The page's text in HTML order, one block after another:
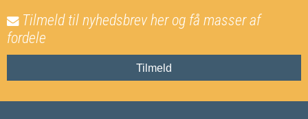
Tilmeld til nyhedsbrev her og få masser af
fordele
Tilmeld